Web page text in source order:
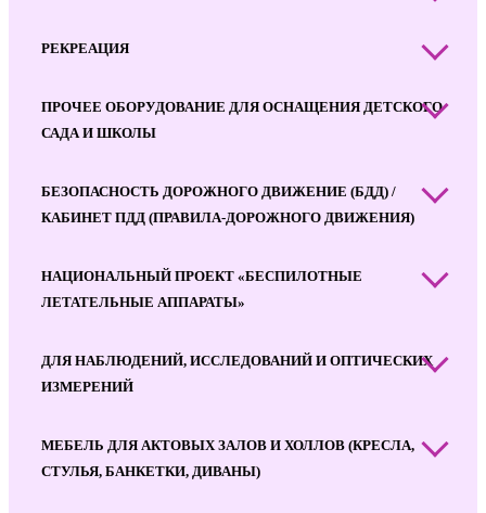
РЕКРЕАЦИЯ
ПРОЧЕЕ ОБОРУДОВАНИЕ ДЛЯ ОСНАЩЕНИЯ ДЕТСКОГО
САДА И ШКОЛЫ
БЕЗОПАСНОСТЬ ДОРОЖНОГО ДВИЖЕНИЕ (БДД) /
КАБИНЕТ ПДД (ПРАВИЛА-ДОРОЖНОГО ДВИЖЕНИЯ)
НАЦИОНАЛЬНЫЙ ПРОЕКТ «БЕСПИЛОТНЫЕ
ЛЕТАТЕЛЬНЫЕ АППАРАТЫ»
ДЛЯ НАБЛЮДЕНИЙ, ИССЛЕДОВАНИЙ И ОПТИЧЕСКИХ
ИЗМЕРЕНИЙ
МЕБЕЛЬ ДЛЯ АКТОВЫХ ЗАЛОВ И ХОЛЛОВ (КРЕСЛА,
СТУЛЬЯ, БАНКЕТКИ, ДИВАНЫ)